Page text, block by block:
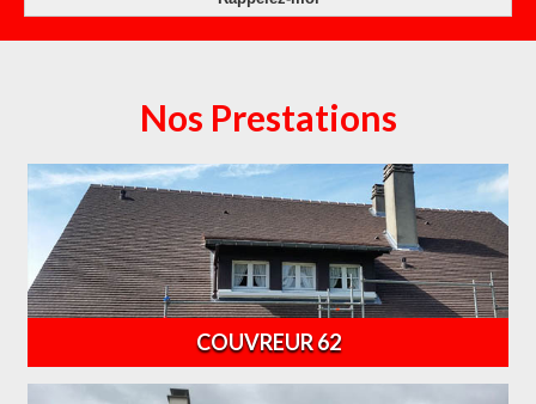
Nos Prestations
COUVREUR 62